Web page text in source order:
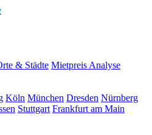
& Städte Mietpreis Analyse
Köln München Dresden Nürnberg
Stuttgart Frankfurt am Main